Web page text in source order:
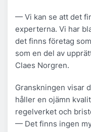
— Vi kan se att det
experterna. Vi har
det finns företag
som en del av
Claes Norgren.
Granskningen visar
håller en ojämn
regelverket och
— Det finns ingen